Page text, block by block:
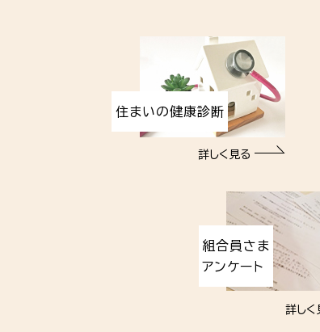
住まいの健康診断
詳しく見る
組合員さま
アンケート
詳しく